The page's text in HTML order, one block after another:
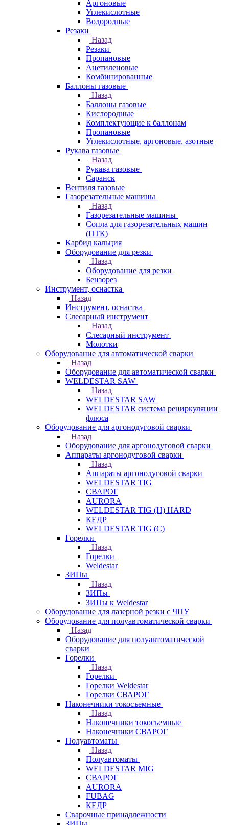
Аргоновые
Углекислотные
Водородные
Резаки
Назад
Резаки
Пропановые
Ацетиленовые
Комбинированные
Баллоны газовые
Назад
Баллоны газовые
Кислородные
Комплектующие к баллонам
Пропановые
Углекислотные, аргоновые, азотные
Рукава газовые
Назад
Рукава газовые
Саранск
Вентиля газовые
Газорезательные машины
Назад
Газорезательные машины
Сопла для газорезательных машин
(ПТК)
Карбид кальция
Оборудование для резки
Назад
Оборудование для резки
Бензорез
Инструмент, оснастка
Назад
Инструмент, оснастка
Слесарный инструмент
Назад
Слесарный инструмент
Молотки
Оборудование для автоматической сварки
Назад
Оборудование для автоматической сварки
WELDESTAR SAW
Назад
WELDESTAR SAW
WELDESTAR система рециркуляции
флюса
Оборудование для аргонодуговой сварки
Назад
Оборудование для аргонодуговой сварки
Аппараты аргонодуговой сварки
Назад
Аппараты аргонодуговой сварки
WELDESTAR TIG
СВАРОГ
AURORA
WELDESTAR TIG (H) HARD
КЕДР
WELDESTAR TIG (С)
Горелки
Назад
Горелки
Weldestar
ЗИПы
Назад
ЗИПы
ЗИПы к Weldestar
Оборудование для лазерной резки с ЧПУ
Оборудование для полуавтоматической сварки
Назад
Оборудование для полуавтоматической
сварки
Горелки
Назад
Горелки
Горелки Weldestar
Горелки СВАРОГ
Наконечники токосъемные
Назад
Наконечники токосъемные
Наконечники СВАРОГ
Полуавтоматы
Назад
Полуавтоматы
WELDESTAR MIG
СВАРОГ
AURORA
FUBAG
КЕДР
Сварочные принадлежности